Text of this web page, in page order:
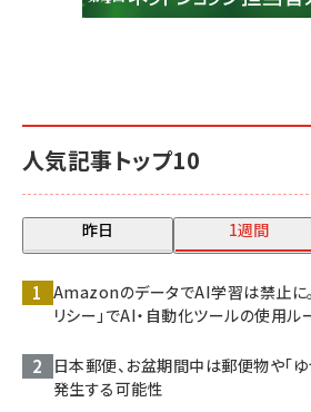
人気記事トップ10
昨日 1週間
AmazonのデータでAI学習は禁止に
リシー」でAI・自動化ツールの使用
日本郵便、お盆期間中は郵便物や「
発生する可能性